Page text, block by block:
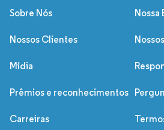
Sobre Nós
Nossa
Nossos Clientes
Mídia
Prêmios e reconhecimentos
Carreiras